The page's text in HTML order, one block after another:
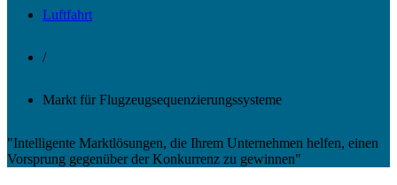
Luftfahrt
/
Markt für Flugzeugsequenzierungssysteme
"Intelligente Marktlösungen, die Ihrem Unternehmen helfen, einen
Vorsprung gegenüber der Konkurrenz zu gewinnen"